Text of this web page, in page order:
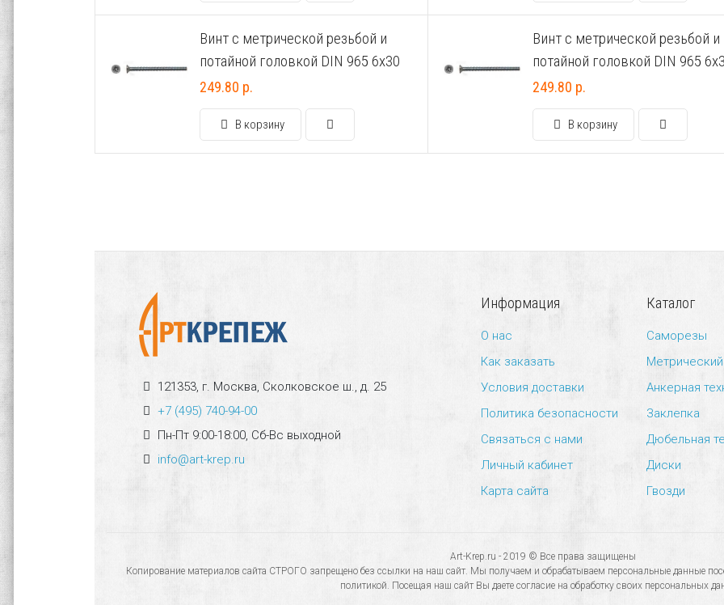
Винт с метрической резьбой и
потайной головкой DIN 965 6х30
249.80 р.
В корзину
Винт с метрической резьбой и
потайной головкой DIN 965
249.80 р.
В корзину
121353, г. Москва, Сколковское ш., д. 25
+7 (495) 740-94-00
Пн-Пт 9:00-18:00, Сб-Вс выходной
info@art-krep.ru
Информация
О нас
Как заказать
Условия доставки
Политика безопасности
Связаться с нами
Личный кабинет
Карта сайта
Каталог
Саморезы
Анкерная
Заклепка
Дюбельная
Диски
Гвозди
Art-Krep.ru - 2019 © Все права защищены
Копирование материалов сайта СТРОГО запрещено без ссылки на наш сайт. Мы получаем и обрабатываем персональные данные
политикой. Посещая наш сайт Вы даете согласие на обработку своих персональных